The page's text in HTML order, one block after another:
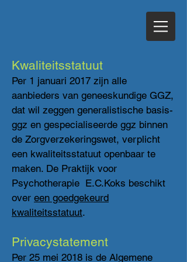
Kwaliteitsstatuut
Per 1 januari 2017 zijn alle
aanbieders van geneeskundige GGZ,
dat wil zeggen generalistische basis-
ggz en gespecialiseerde ggz binnen
de Zorgverzekeringswet, verplicht
een kwaliteitsstatuut openbaar te
maken. De Praktijk voor
Psychotherapie E.C.Koks beschikt
over een goedgekeurd
kwaliteitsstatuut.
Privacystatement
Per 25 mei 2018 is de Algemene